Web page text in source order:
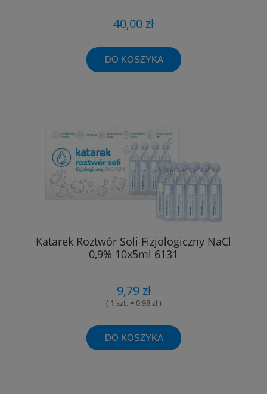
40,00 zł
DO KOSZYKA
Katarek Roztwór Soli Fizjologiczny NaCl
0,9% 10x5ml 6131
9,79 zł
( 1 szt. = 0,98 zł )
DO KOSZYKA